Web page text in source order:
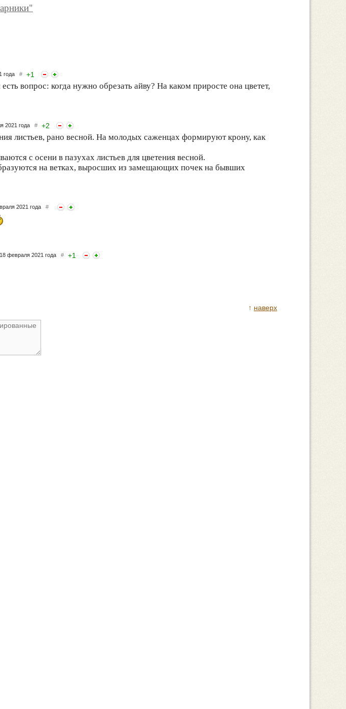
года # +1
вопрос: когда нужно обрезать айву? На каком приросте она цветет,
2021 года # +2
листьев, рано весной. На молодых саженцах формируют крону, как
с осени в пазухах листьев для цветения весной.
на ветках, выросших из замещающих почек на бывших
2021 года #
18 февраля 2021 года # +1
↑ наверх